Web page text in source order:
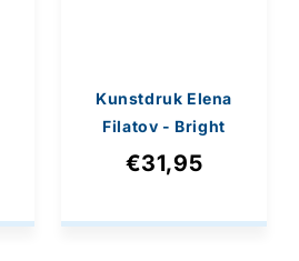
Kunstdruk Elena
Filatov - Bright
Anemone I 50x50cm
€31,95